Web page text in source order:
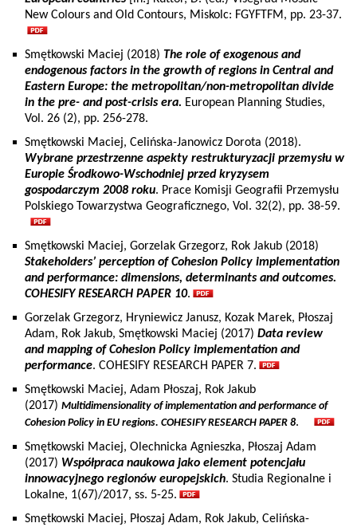
New Colours and Old Contours, Miskolc: FGYFTFM, pp. 23-37.
Smętkowski Maciej (2018) The role of exogenous and
endogenous factors in the growth of regions in Central and
Eastern Europe: the metropolitan/non-metropolitan divide
in the pre- and post-crisis era. European Planning Studies,
Vol. 26 (2), pp. 256-278.
Smętkowski Maciej, Celińska-Janowicz Dorota (2018).
Wybrane przestrzenne aspekty restrukturyzacji przemysłu w
Europie Środkowo-Wschodniej przed kryzysem
gospodarczym 2008 roku. Prace Komisji Geografii Przemysłu
Polskiego Towarzystwa Geograficznego, Vol. 32(2), pp. 38-59.
Smętkowski Maciej, Gorzelak Grzegorz, Rok Jakub (2018)
Stakeholders’ perception of Cohesion Policy implementation
and performance: dimensions, determinants and outcomes.
COHESIFY RESEARCH PAPER 10.
Gorzelak Grzegorz, Hryniewicz Janusz, Kozak Marek, Płoszaj
Adam, Rok Jakub, Smętkowski Maciej (2017) Data review
and mapping of Cohesion Policy implementation and
performance. COHESIFY RESEARCH PAPER 7.
Smętkowski Maciej, Adam Płoszaj, Rok Jakub
(2017) Multidimensionality of implementation and performance of
Cohesion Policy in EU regions. COHESIFY RESEARCH PAPER 8.
Smętkowski Maciej, Olechnicka Agnieszka, Płoszaj Adam
(2017) Współpraca naukowa jako element potencjału
innowacyjnego regionów europejskich. Studia Regionalne i
Lokalne, 1(67)/2017, ss. 5-25.
Smętkowski Maciej, Płoszaj Adam, Rok Jakub, Celińska-